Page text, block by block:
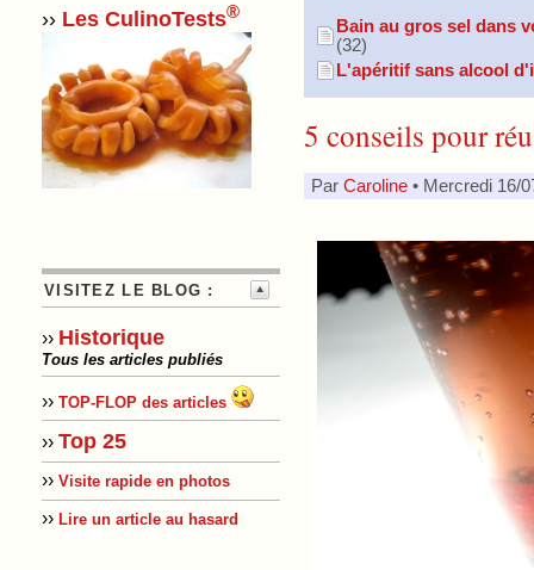
›› Les CulinoTests®
VISITEZ LE BLOG :
›› Historique
Tous les articles publiés
›› TOP-FLOP des articles
›› Top 25
›› Visite rapide en photos
›› Lire un article au hasard
Bain au gros sel dans
(32)
L'apéritif sans alcool
5 conseils pour
Par Caroline • Mercredi 16/